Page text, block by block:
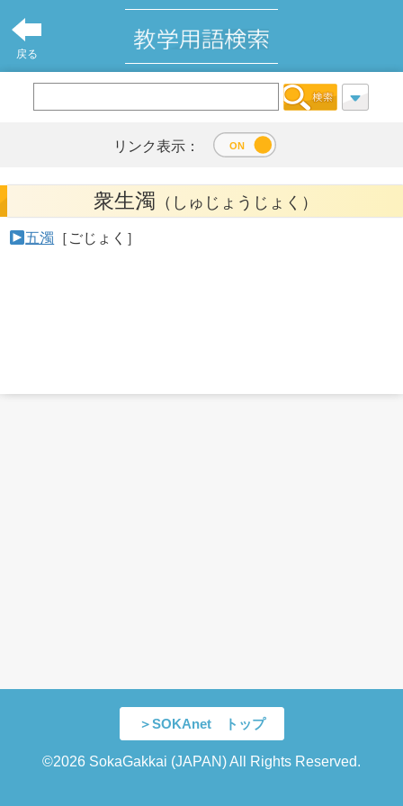
戻る
リンク表示：
衆生濁 （しゅじょうじょく）
五濁 ［ごじょく］
＞SOKAnet トップ
©2026 SokaGakkai (JAPAN) All Rights Reserved.